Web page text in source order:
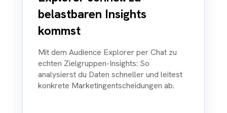
belastbaren Insights
kommst
Mit dem Audience Explorer per Chat zu
echten Zielgruppen-Insights: So
analysierst du Daten schneller und leitest
konkrete Marketingentscheidungen ab.